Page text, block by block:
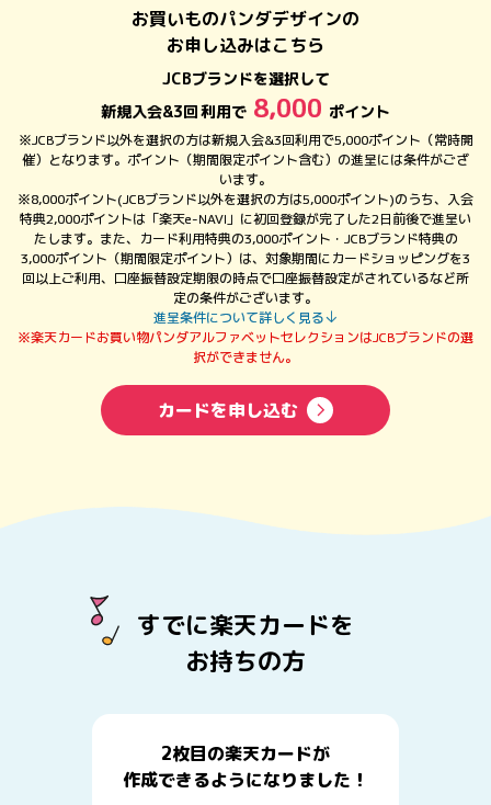
お買いものパンダデザインの
お申し込みはこちら
JCBブランドを選択して
新規入会&3回利用で8,000 ポイント
※JCBブランド以外を選択の方は新規入会&3回利用で5,000ポイント（常時開
催）となります。ポイント（期間限定ポイント含む）の進呈には条件がござ
います。
※8,000ポイント(JCBブランド以外を選択の方は5,000ポイント)のうち、入会
特典2,000ポイントは「楽天e-NAVI」に初回登録が完了した2日前後で進呈い
たします。また、カード利用特典の3,000ポイント・JCBブランド特典の
3,000ポイント（期間限定ポイント）は、対象期間にカードショッピングを3
回以上ご利用、口座振替設定期限の時点で口座振替設定がされているなど所
定の条件がございます。
進呈条件について詳しく見る
※楽天カードお買い物パンダアルファベットセレクションはJCBブランドの選
択ができません。
カードを申し込む
すでに楽天カードを
お持ちの方
2枚目の楽天カードが
作成できるようになりました！